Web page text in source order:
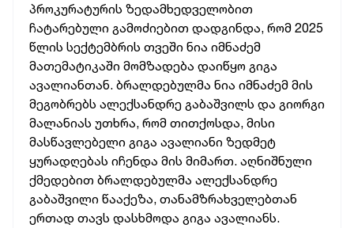
პროკურატურის ზედამხედველობით
ჩატარებული გამოძიებით დადგინდა, რომ 2025
წლის სექტემბრის თვეში ნია იმნაძემ
მათემატიკაში მომზადება დაიწყო გიგა
ავალიანთან. ბრალდებულმა ნია იმნაძემ მის
მეგობრებს ალექსანდრე გაბაშვილს და გიორგი
მალანიას უთხრა, რომ თითქოსდა, მისი
მასწავლებელი გიგა ავალიანი ზედმეტ
ყურადღებას იჩენდა მის მიმართ. აღნიშნული
ქმედებით ბრალდებულმა ალექსანდრე
გაბაშვილი წააქეზა, თანამზრახველებთან
ერთად თავს დასხმოდა გიგა ავალიანს.